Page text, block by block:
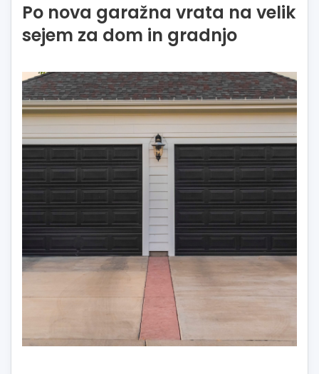
Po nova garažna vrata na velik
sejem za dom in gradnjo